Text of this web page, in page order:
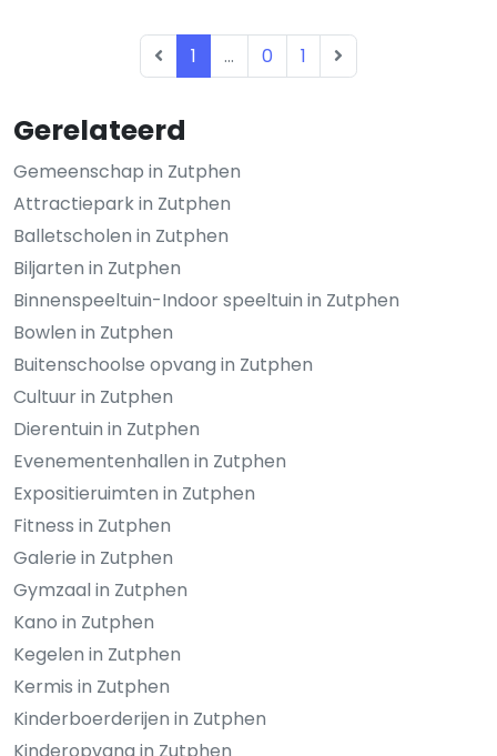
Gerelateerd
Gemeenschap in Zutphen
Attractiepark in Zutphen
Balletscholen in Zutphen
Biljarten in Zutphen
Binnenspeeltuin-Indoor speeltuin in Zutphen
Bowlen in Zutphen
Buitenschoolse opvang in Zutphen
Cultuur in Zutphen
Dierentuin in Zutphen
Evenementenhallen in Zutphen
Expositieruimten in Zutphen
Fitness in Zutphen
Galerie in Zutphen
Gymzaal in Zutphen
Kano in Zutphen
Kegelen in Zutphen
Kermis in Zutphen
Kinderboerderijen in Zutphen
1 ... 0 1